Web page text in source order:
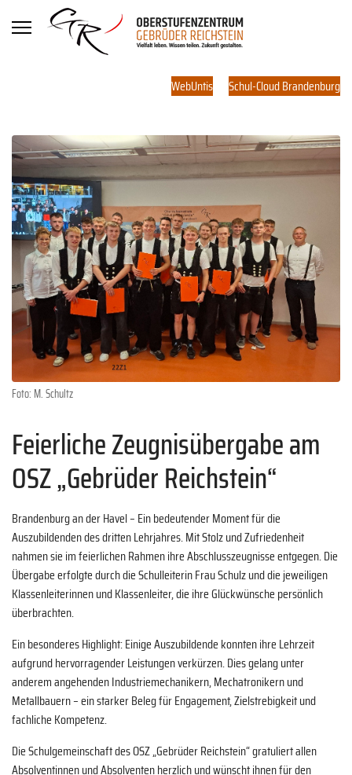
WebUntis Schul-Cloud Brandenburg
Foto: M. Schultz
Feierliche Zeugnisübergabe am
OSZ „Gebrüder Reichstein“
Brandenburg an der Havel – Ein bedeutender Moment für die
Auszubildenden des dritten Lehrjahres. Mit Stolz und Zufriedenheit
nahmen sie im feierlichen Rahmen ihre Abschlusszeugnisse entgegen. Die
Übergabe erfolgte durch die Schulleiterin Frau Schulz und die jeweiligen
Klassenleiterinnen und Klassenleiter, die ihre Glückwünsche persönlich
überbrachten.
Ein besonderes Highlight: Einige Auszubildende konnten ihre Lehrzeit
aufgrund hervorragender Leistungen verkürzen. Dies gelang unter
anderem angehenden Industriemechanikern, Mechatronikern und
Metallbauern – ein starker Beleg für Engagement, Zielstrebigkeit und
fachliche Kompetenz.
Die Schulgemeinschaft des OSZ „Gebrüder Reichstein“ gratuliert allen
Absolventinnen und Absolventen herzlich und wünscht ihnen für den